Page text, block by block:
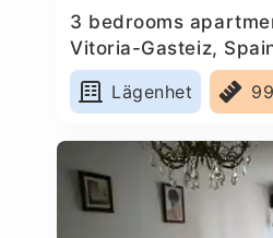
3 bedrooms
Vitoria-Gasteiz,
Lägenhet